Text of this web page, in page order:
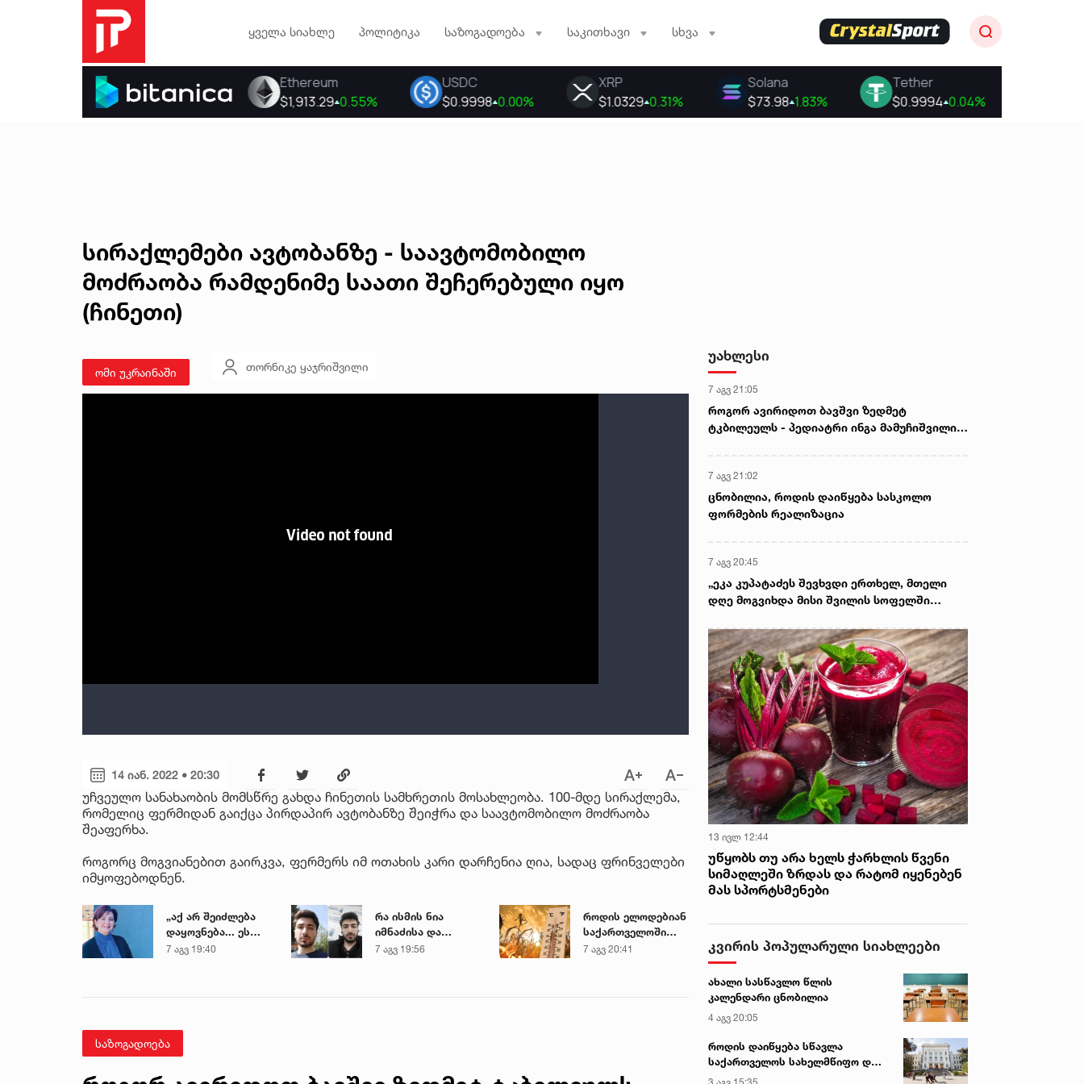
ყველა სიახლე პოლიტიკა საზოგადოება საკითხავი სხვა
ომი უკრაინაში თორნიკე ყაჯრიშვილი
სირაქლემები ავტობანზე - საავტომობილო
მოძრაობა რამდენიმე საათი შეჩერებული იყო
(ჩინეთი)
14 იან. 2022 • 20:30
უჩვეულო სანახაობის მომსწრე გახდა ჩინეთის სამხრეთის მოსახლეობა. 100-მდე სირაქლემა,
რომელიც ფერმიდან გაიქცა პირდაპირ ავტობანზე შეიჭრა და საავტომობილო მოძრაობა
შეაფერხა.
როგორც მოგვიანებით გაირკვა, ფერმერს იმ ოთახის კარი დარჩენია ღია, სადაც ფრინველები
იმყოფებოდნენ.
„აქ არ შეიძლება
დაყოვნება... ეს
დაავადება
7 აგვ 19:40
რა ისმის ნია
იმნაძისა და
მამამისის ფარული
7 აგვ 19:56
როდის ელოდებიან
საქართველოში
+40-გრადუსიან
7 აგვ 20:41
საზოგადოება
უახლესი
7 აგვ 21:05
როგორ ავირიდოთ ბავშვი ზედმეტ
ტკბილეულს - პედიატრი ინგა მამუჩიშვილი
7 აგვ 21:02
ცნობილია, როდის დაიწყება სასკოლო
ფორმების რეალიზაცია
7 აგვ 20:45
„ეკა კუპატაძეს შევხვდი ერთხელ, მთელი
დღე მოგვიხდა მისი შვილის სოფელში
გიორგი კეკელიძე გიგა ავალიანის დედაზე
წერს
13 ივლ 12:44
უწყობს თუ არა ხელს ჭარხლის წვენი
სიმაღლეში ზრდას და რატომ იყენებენ
მას სპორტსმენები
კვირის პოპულარული სიახლეები
ახალი სასწავლო წლის
კალენდარი ცნობილია
4 აგვ 20:05
როდის დაიწყება სწავლა
საქართველოს სახელმწიფო და
კერძო უნივერსიტეტებში